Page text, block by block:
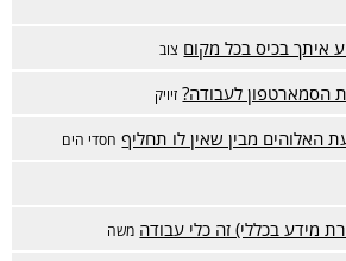
איתך בכיס בכל מקום צוב
הסמארטפון לעבודה? זיויק
האלוהים מבין שאין לו תחליף חסדי הים
מידע בכללי) זה כלי עבודה משה